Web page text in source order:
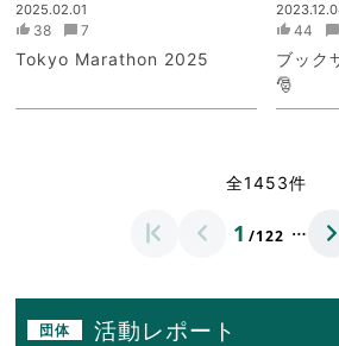
2025.02.01
38 7
Tokyo Marathon 2025
44
ブック
🎅
全1453件
1 /122 …
団体 活動レポート